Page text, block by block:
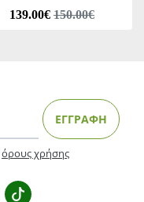
139.00€ 150.00€
ΕΓΓΡΑΦΗ
όρους χρήσης